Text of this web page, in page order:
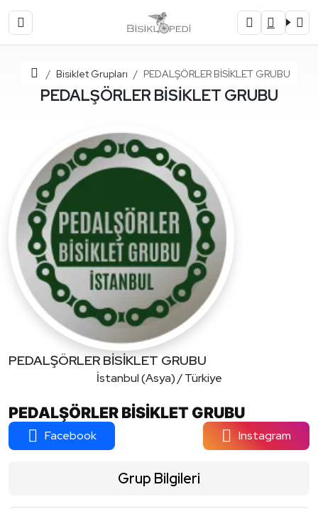
Ana SayfaBisiklet Grupları PEDALŞÖRLER BİSİKLET GRUBU
PEDALŞÖRLER BİSİKLET GRUBU
PEDALŞÖRLER BİSİKLET GRUBU
İstanbul (Asya) / Türkiye
PEDALŞÖRLER BİSİKLET GRUBU
Facebook Instagram
Grup Bilgileri